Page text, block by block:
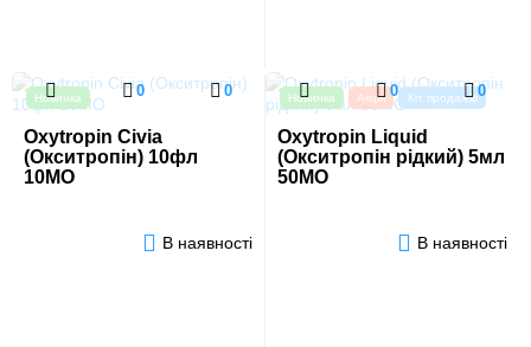
Новинка 0 0
Oxytropin Civia
(Окситропін) 10фл
10МО
В наявності
Новинка Акція Хіт продажів
0 0
Oxytropin Liquid
(Окситропін рідкий) 5мл
50МО
В наявності